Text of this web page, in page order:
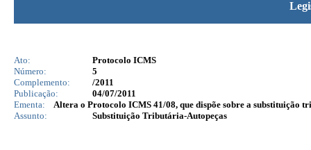
Ato:
Protocolo ICMS
Número:
5
Complemento:
/2011
Publicação:
04/07/2011
Ementa:
Altera o Protocolo ICMS 41/08, que dispõe sobre a substituição
Assunto:
Substituição Tributária-Autopeças